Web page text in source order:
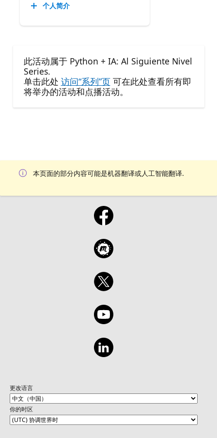
个人简介
此活动属于 Python + IA: Al Siguiente Nivel
Series.
单击此处 访问“系列”页可在此处查看所有即
将举办的活动和点播活动。
本页面的部分内容可能是机器翻译或人工智能翻译.
更改语言
你的时区